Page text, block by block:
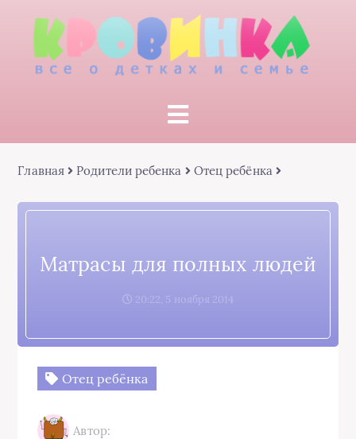
Главная Родители ребенка Отец ребёнка
Матрасы для полных людей
20:22, 5 ноября 2014
Отец ребёнка
Автор: